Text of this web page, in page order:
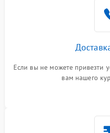
Если вы не можете привезти
вам нашего